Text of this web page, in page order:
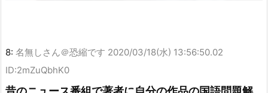
8: 名無しさん＠恐縮です 2020/03/18(水) 13:56:50.02
ID:2mZuQbhK0